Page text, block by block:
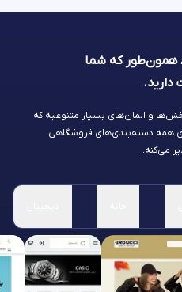
که شما
و المان‌های بسیار متنوعیه که
همه دسته‌بندی‌های فروشگاهی
می‌کنه.